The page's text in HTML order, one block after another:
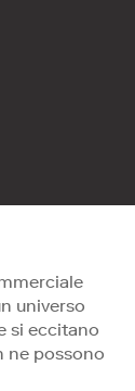
universo
si eccitano
ne possono